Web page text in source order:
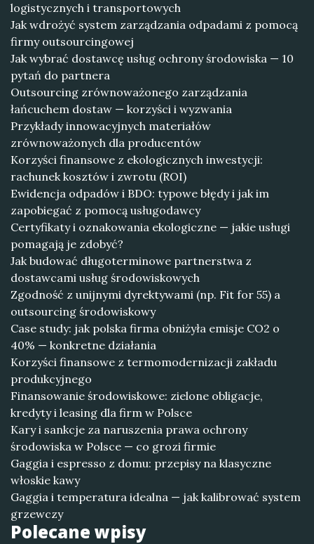
logistycznych i transportowych
Jak wdrożyć system zarządzania odpadami z pomocą
firmy outsourcingowej
Jak wybrać dostawcę usług ochrony środowiska — 10
pytań do partnera
Outsourcing zrównoważonego zarządzania
łańcuchem dostaw — korzyści i wyzwania
Przykłady innowacyjnych materiałów
zrównoważonych dla producentów
Korzyści finansowe z ekologicznych inwestycji:
rachunek kosztów i zwrotu (ROI)
Ewidencja odpadów i BDO: typowe błędy i jak im
zapobiegać z pomocą usługodawcy
Certyfikaty i oznakowania ekologiczne — jakie usługi
pomagają je zdobyć?
Jak budować długoterminowe partnerstwa z
dostawcami usług środowiskowych
Zgodność z unijnymi dyrektywami (np. Fit for 55) a
outsourcing środowiskowy
Case study: jak polska firma obniżyła emisje CO2 o
40% — konkretne działania
Korzyści finansowe z termomodernizacji zakładu
produkcyjnego
Finansowanie środowiskowe: zielone obligacje,
kredyty i leasing dla firm w Polsce
Kary i sankcje za naruszenia prawa ochrony
środowiska w Polsce — co grozi firmie
Gaggia i espresso z domu: przepisy na klasyczne
włoskie kawy
Gaggia i temperatura idealna — jak kalibrować system
grzewczy
Polecane wpisy